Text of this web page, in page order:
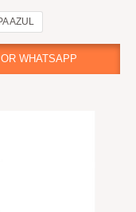
AZUL
WHATSAPP